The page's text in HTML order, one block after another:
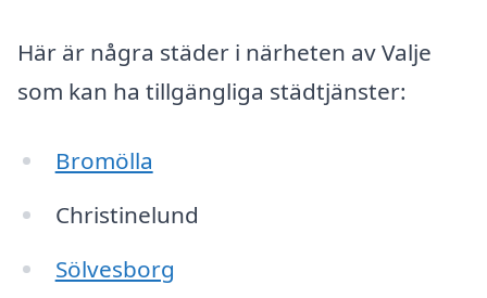
Här är några städer i närheten av Valje
som kan ha tillgängliga städtjänster:
Bromölla
Christinelund
Sölvesborg